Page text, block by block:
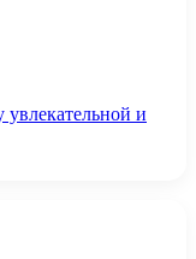
увлекательной и